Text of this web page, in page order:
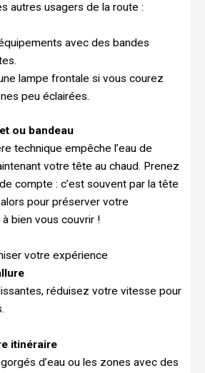
autres usagers de la route :
avec des bandes
lampe frontale si vous courez
peu éclairées.
ou bandeau
technique empêche l’eau de
votre tête au chaud. Prenez
compte : c’est souvent par la tête
pour préserver votre
bien vous couvrir !
votre expérience
réduisez votre vitesse pour
itinéraire
d’eau ou les zones avec des